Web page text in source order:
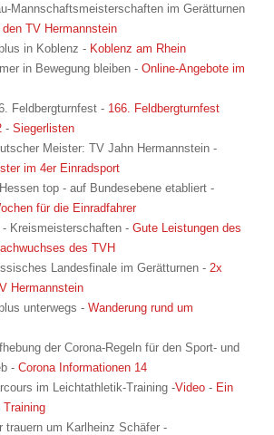
Mannschaftsmeisterschaften im Gerätturnen
TV Hermannstein
in Koblenz - Koblenz am Rhein
in Bewegung bleiben - Online-Angebote im
Feldbergturnfest - 166. Feldbergturnfest
- Siegerlisten
Meister: TV Jahn Hermannstein -
im 4er Einradsport
top - auf Bundesebene etabliert -
für die Einradfahrer
- Kreismeisterschaften - Gute Leistungen des
des TVH
Landesfinale im Gerätturnen - 2x
Hermannstein
unterwegs - Wanderung rund um
der Corona-Regeln für den Sport- und
- Corona Informationen 14
im Leichtathletik-Training -Video - Ein
Training
trauern um Karlheinz Schäfer -